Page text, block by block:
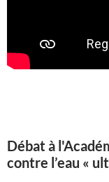
Débat à
contre l’eau «